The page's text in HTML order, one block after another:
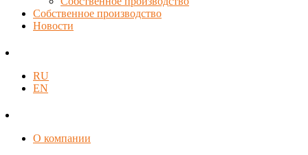
Собственное производство
Новости
RU
EN
О компании